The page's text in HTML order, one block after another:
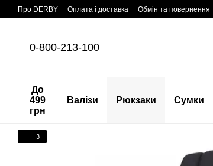
Перейти до основного контенту
Про DERBY Оплата і доставка Обмін та повернення
0-800-213-100
До
499
грн
Валізи Рюкзаки Сумки
3